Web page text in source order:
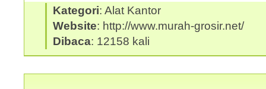
Kategori: Alat Kantor
Website: http://www.murah-grosir.net/
Dibaca: 12158 kali